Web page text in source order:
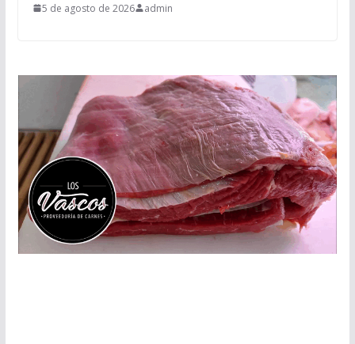
5 de agosto de 2026 admin